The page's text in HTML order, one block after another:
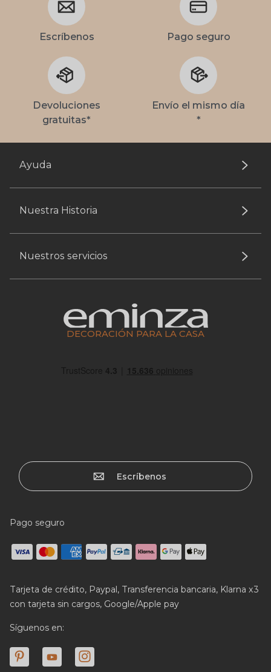
Escríbenos Pago seguro
Devoluciones
gratuitas*
Envío el mismo día
*
Ayuda
Nuestra Historia
Nuestros servicios
DECORACIÓN PARA LA CASA
Escríbenos
Pago seguro
Tarjeta de crédito, Paypal, Transferencia bancaria, Klarna x3
con tarjeta sin cargos, Google/Apple pay
Síguenos en: